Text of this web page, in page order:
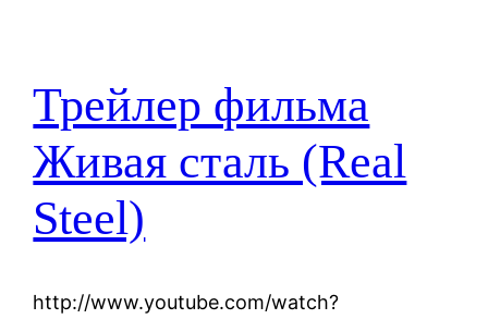
Трейлер фильма
Живая сталь (Real
Steel)
http://www.youtube.com/watch?